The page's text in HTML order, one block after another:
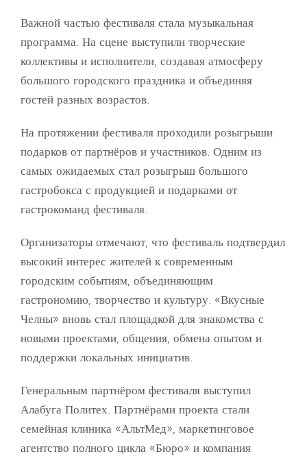
Важной частью фестиваля стала музыкальная
программа. На сцене выступили творческие
коллективы и исполнители, создавая атмосферу
большого городского праздника и объединяя
гостей разных возрастов.
На протяжении фестиваля проходили розыгрыши
подарков от партнёров и участников. Одним из
самых ожидаемых стал розыгрыш большого
гастробокса с продукцией и подарками от
гастрокоманд фестиваля.
Организаторы отмечают, что фестиваль подтвердил
высокий интерес жителей к современным
городским событиям, объединяющим
гастрономию, творчество и культуру. «Вкусные
Челны» вновь стал площадкой для знакомства с
новыми проектами, общения, обмена опытом и
поддержки локальных инициатив.
Генеральным партнёром фестиваля выступил
Алабуга Политех. Партнёрами проекта стали
семейная клиника «АльтМед», маркетинговое
агентство полного цикла «Бюро» и компания